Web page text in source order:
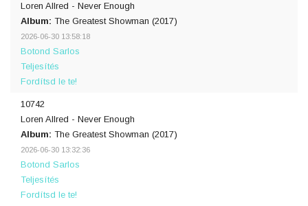
Loren Allred - Never Enough
Album: The Greatest Showman (2017)
2026-06-30 13:58:18
Botond Sarlos
Teljesítés
Fordítsd le te!
10742
Loren Allred - Never Enough
Album: The Greatest Showman (2017)
2026-06-30 13:32:36
Botond Sarlos
Teljesítés
Fordítsd le te!